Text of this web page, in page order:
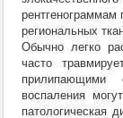
рентгенограммам
региональных
Обычно легко
часто
прилипающими
воспаления
патологическая